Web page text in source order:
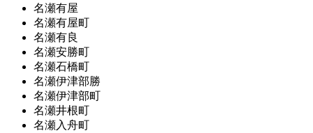
名瀬有屋
名瀬有屋町
名瀬有良
名瀬安勝町
名瀬石橋町
名瀬伊津部勝
名瀬伊津部町
名瀬井根町
名瀬入舟町